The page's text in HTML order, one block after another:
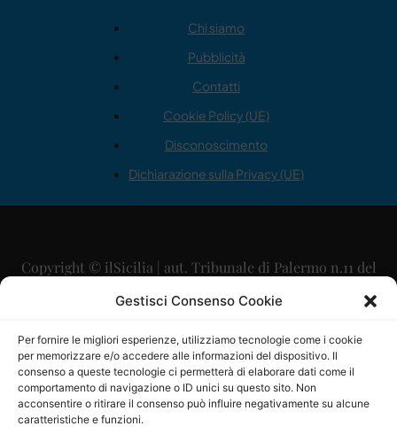
Gestisci Consenso Cookie
Per fornire le migliori esperienze, utilizziamo tecnologie come i cookie
per memorizzare e/o accedere alle informazioni del dispositivo. Il
consenso a queste tecnologie ci permetterà di elaborare dati come il
comportamento di navigazione o ID unici su questo sito. Non
acconsentire o ritirare il consenso può influire negativamente su alcune
caratteristiche e funzioni.
Chi siamo
Pubblicità
Contatti
Cookie Policy (UE)
Disconoscimento
Dichiarazione sulla Privacy (UE)
Copyright © ilSicilia | aut. Tribunale di Palermo n.11 del
29/09/2015
Direttore Editoriale: Maurizio Scaglione
Direttore Responsabile: Maria Calabrese